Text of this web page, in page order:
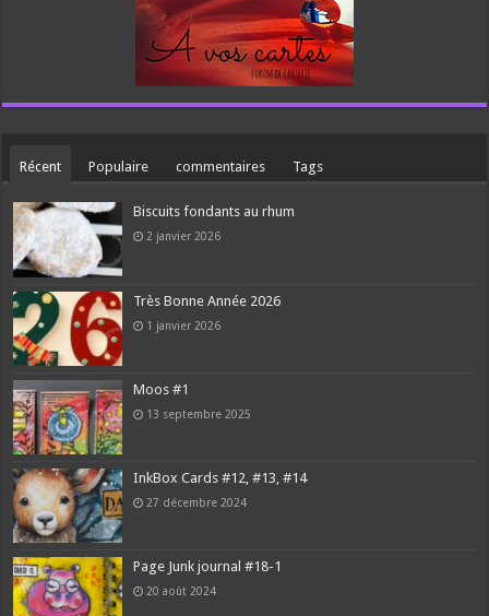
Récent Populaire commentaires Tags
Biscuits fondants au rhum
2 janvier 2026
Très Bonne Année 2026
1 janvier 2026
Moos #1
13 septembre 2025
InkBox Cards #12, #13, #14
27 décembre 2024
Page Junk journal #18-1
20 août 2024